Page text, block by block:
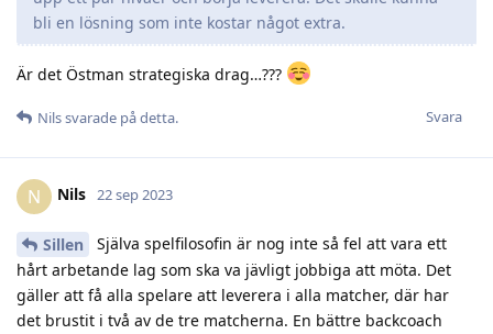
bli en lösning som inte kostar något extra.
Är det Östman strategiska drag…???
Svara
Nilssvarade på detta.
N Nils 22 sep 2023
Sillen
Själva spelfilosofin är nog inte så fel att vara ett
hårt arbetande lag som ska va jävligt jobbiga att möta. Det
gäller att få alla spelare att leverera i alla matcher, där har
det brustit i två av de tre matcherna. En bättre backcoach